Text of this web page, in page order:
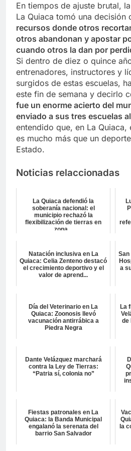
En tiempos de ajuste brutal,
La Quiaca tomó una decisión
recursos donde otros
otros abandonan y apostar
cuando otros la dan por
Si dentro de diez o quince
entrenadores, instructores y
surgidos de estas escuelas,
este fin de semana y decirlo
fue un enorme acierto del
enviado a sus tres escuelas
entendido que, en La Quiaca,
es mucho más que un
Estado.
Noticias relaccionadas
La Quiaca defendió la
soberanía nacional: el
municipio rechazó la
flexibilización de tierras en
zona...
Natación inclusiva en La
Quiaca: Celia Zenteno destacó
el crecimiento deportivo y el
valor de aprend...
San
a
Día del Veterinario en La
Quiaca: Zoonosis llevó
vacunación antirrábica a
Piedra Negra
La
de
Dante Velázquez marchará
contra la Ley de Tierras:
“Patria sí, colonia no”
Fiestas patronales en La
Quiaca: la Banda Municipal
engalanó la serenata del
barrio San Salvador
la